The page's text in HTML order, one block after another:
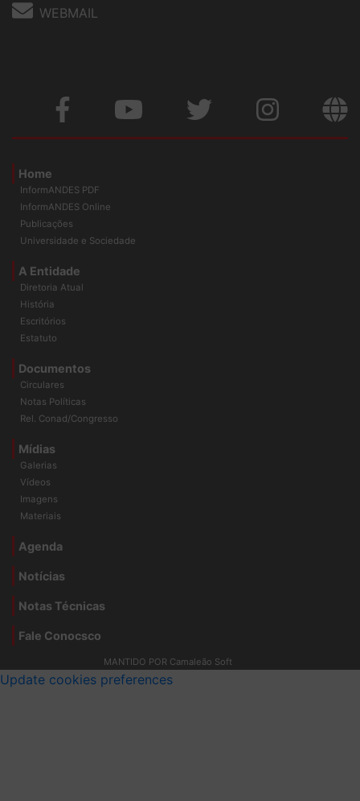
WEBMAIL
Home
InformANDES PDF
InformANDES Online
Publicações
Universidade e Sociedade
A Entidade
Diretoria Atual
História
Escritórios
Estatuto
Documentos
Circulares
Notas Políticas
Rel. Conad/Congresso
Mídias
Galerias
Vídeos
Imagens
Materiais
Agenda
Notícias
Notas Técnicas
Fale Conocsco
MANTIDO POR Camaleão Soft
Update cookies preferences